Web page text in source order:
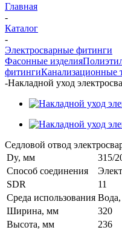
Главная
-
Каталог
-
Электросварные фитинги
Фасонные изделия
фитингиКанализационные
-Накладной уход
Седловой отвод
Dy, мм
315/
Способ соединения
SDR
11
Среда использования Вода,
Ширина, мм
320
Высота, мм
236